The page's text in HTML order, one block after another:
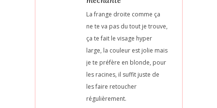
La frange droite comme ça
ne te va pas du tout je trouve,
ça te fait le visage hyper
large, la couleur est jolie mais
je te préfère en blonde, pour
les racines, il suffit juste de
les faire retoucher
régulièrement.